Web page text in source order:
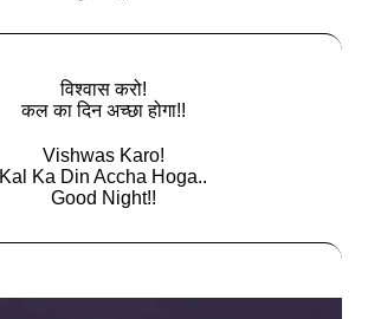
विश्वास करो!
कल का दिन अच्छा होगा!!
Vishwas Karo!
Kal Ka Din Accha Hoga..
Good Night!!